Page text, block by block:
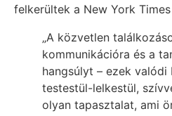
felkerültek a New York
„A közvetlen
kommunikációra és a
hangsúlyt – ezek valódi
testestül-lelkestül,
olyan tapasztalat, ami